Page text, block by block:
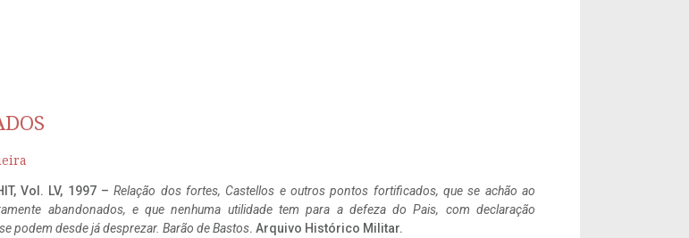
Vol. LV, 1997 –Relação dos fortes, Castellos e outros pontos fortificados, que se achão ao
abandonados, e que nenhuma utilidade tem para a defeza do Pais, com declaração
podem desde já desprezar. Barão de Bastos. Arquivo Histórico Militar.